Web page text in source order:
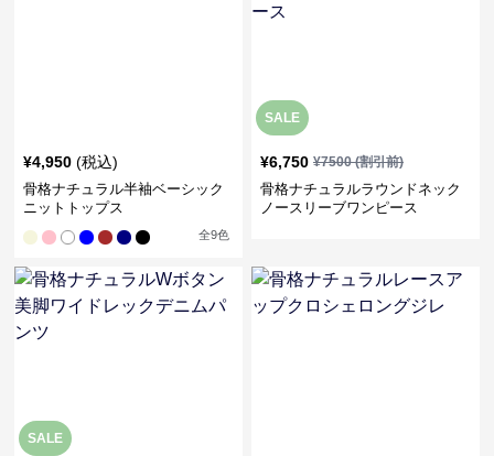
¥4,950 (税込)
骨格ナチュラル半袖ベーシック
ニットトップス
全9色
SALE
¥6,750 ¥7500(割引前)
骨格ナチュラルラウンドネック
ノースリーブワンピース
SALE